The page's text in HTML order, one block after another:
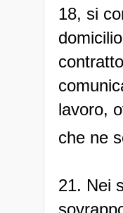
18, si
lavoro,
che ne
21. Nei